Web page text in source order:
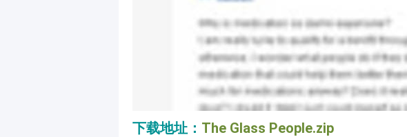
下载地址： The Glass People.zip